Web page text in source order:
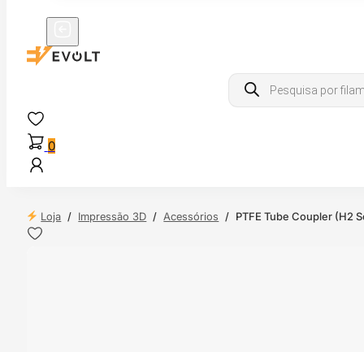
Products
search
0
Loja / Impressão 3D / Acessórios / PTFE Tube Coupler (H2